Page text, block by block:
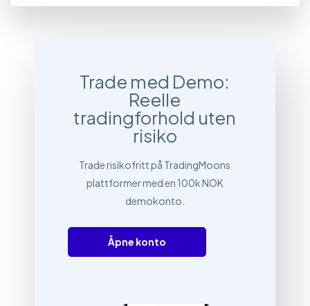
Trade med Demo:
Reelle
tradingforhold uten
risiko
Trade risikofritt på TradingMoons
plattformer med en 100k NOK
demokonto.
Åpne konto